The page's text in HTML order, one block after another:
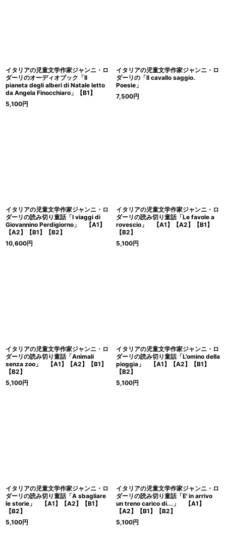
イタリアの児童文学作家ジャンニ・ロ
ダーリのオーディオブック「Il
pianeta degli alberi di Natale letto
da Angela Finocchiaro」【B1】
5,100円
イタリアの児童文学作家ジャンニ・ロ
ダーリの「Il cavallo saggio.
Poesie」
7,500円
イタリアの児童文学作家ジャンニ・ロ
ダーリの読み切り童話「I viaggi di
Giovannino Perdigiorno」 【A1】
【A2】【B1】【B2】
10,600円
イタリアの児童文学作家ジャンニ・ロ
ダーリの読み切り童話「Le favole a
rovescio」 【A1】【A2】【B1】
【B2】
5,100円
イタリアの児童文学作家ジャンニ・ロ
ダーリの読み切り童話「Animali
senza zoo」 【A1】【A2】【B1】
【B2】
5,100円
イタリアの児童文学作家ジャンニ・ロ
ダーリの読み切り童話「L'omino della
pioggia」 【A1】【A2】【B1】
【B2】
5,100円
イタリアの児童文学作家ジャンニ・ロ
ダーリの読み切り童話「A sbagliare
le storie」 【A1】【A2】【B1】
【B2】
5,100円
イタリアの児童文学作家ジャンニ・ロ
ダーリの読み切り童話「E' in arrivo
un treno carico di...」 【A1】
【A2】【B1】【B2】
5,100円